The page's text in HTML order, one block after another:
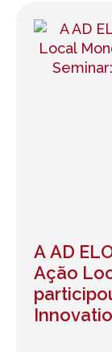
A AD
Ação